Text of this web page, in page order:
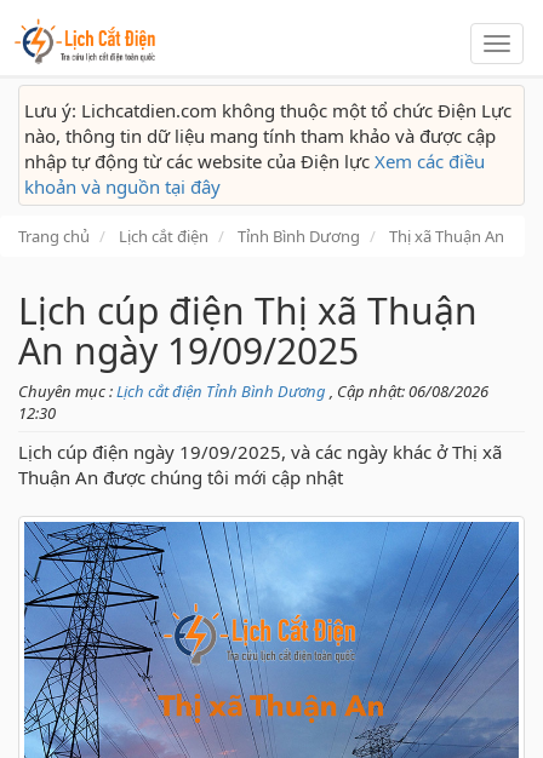
Lịch
cắt
Lưu ý: Lichcatdien.com không thuộc một tổ chức Điện Lực
nào, thông tin dữ liệu mang tính tham khảo và được cập
nhập tự động từ các website của Điện lực Xem các điều
khoản và nguồn tại đây
Trang chủ Lịch cắt điện Tỉnh Bình Dương Thị xã Thuận An
Lịch cúp điện Thị xã Thuận
An ngày 19/09/2025
Chuyên mục :Lịch cắt điện Tỉnh Bình Dương , Cập nhật: 06/08/2026
12:30
Lịch cúp điện ngày 19/09/2025, và các ngày khác ở Thị xã
Thuận An được chúng tôi mới cập nhật